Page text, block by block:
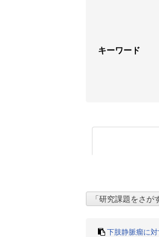
キーワード
下肢静脈瘤に